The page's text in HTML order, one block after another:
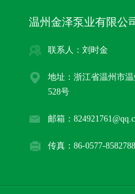
温州金泽泵业有限公
联系人：刘时金
地址：浙江省温州市
528号
邮箱：
传真：86-0577-